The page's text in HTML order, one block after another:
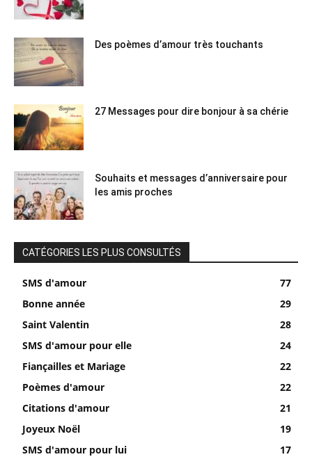
Des poèmes d’amour très touchants
27 Messages pour dire bonjour à sa chérie
Souhaits et messages d’anniversaire pour
les amis proches
CATÉGORIES LES PLUS CONSULTÉS
SMS d'amour
77
Bonne année
29
Saint Valentin
28
SMS d'amour pour elle
24
Fiançailles et Mariage
22
Poèmes d'amour
22
Citations d'amour
21
Joyeux Noël
19
SMS d'amour pour lui
17